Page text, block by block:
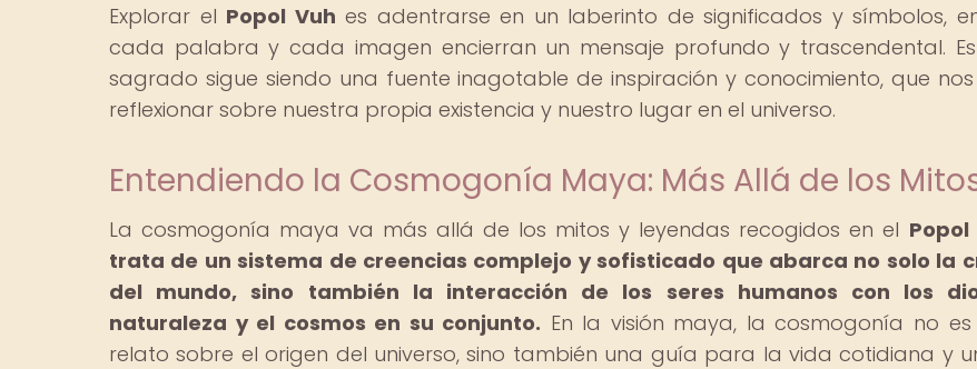
Explorar el Popol Vuh es adentrarse en un laberinto de significados y símbolos,
cada palabra y cada imagen encierran un mensaje profundo y trascendental.
sagrado sigue siendo una fuente inagotable de inspiración y conocimiento, que
reflexionar sobre nuestra propia existencia y nuestro lugar en el universo.
Entendiendo la Cosmogonía Maya: Más Allá de los
La cosmogonía maya va más allá de los mitos y leyendas recogidos en el Popol
trata de un sistema de creencias complejo y sofisticado que abarca no solo la
del mundo, sino también la interacción de los seres humanos con los
naturaleza y el cosmos en su conjunto. En la visión maya, la cosmogonía no
relato sobre el origen del universo, sino también una guía para la vida cotidiana y